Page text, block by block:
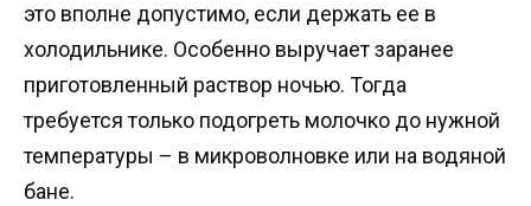
это вполне допустимо, если держать ее в
холодильнике. Особенно выручает заранее
приготовленный раствор ночью. Тогда
требуется только подогреть молочко до нужной
температуры – в микроволновке или на водяной
бане.